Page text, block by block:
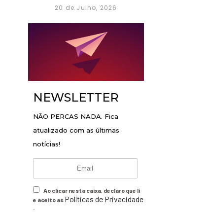
20 de Julho, 2026
NEWSLETTER
NÃO PERCAS NADA. Fica
atualizado com as últimas
notícias!
Ao clicar nesta caixa, declaro que li
e aceito as Políticas de Privacidade
.